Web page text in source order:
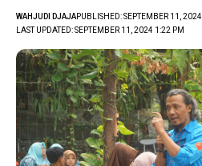
LAST UPDATED: SEPTEMBER 11, 2024 1:22 PM
WAHJUDI DJAJAPUBLISHED: SEPTEMBER 11, 2024